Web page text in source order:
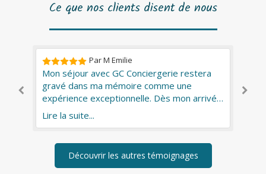
Ce que nos clients disent de nous
Par M Emilie
Mon séjour avec GC Conciergerie restera
gravé dans ma mémoire comme une
expérience exceptionnelle. Dès mon arrivée
à Chauvigny, j'ai été chaleureusement
magnifiquement décoré. Chaque détail
semblait avoir été pensé avec soin, des
Lire la suite...
Découvrir les autres témoignages